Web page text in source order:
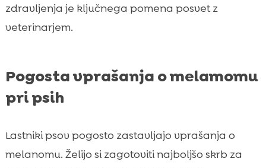
zdravljenja je ključnega pomena posvet z
veterinarjem.
Pogosta vprašanja o melamomu
pri psih
Lastniki psov pogosto zastavljajo vprašanja o
melanomu. Želijo si zagotoviti najboljšo skrb za